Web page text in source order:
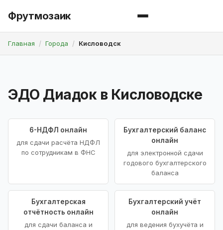
Фрутмозаик
Главная Города Кисловодск
ЭДО Диадок в Кисловодске
6-НДФЛ онлайн
для сдачи расчёта НДФЛ
по сотрудникам в ФНС
Бухгалтерский баланс
онлайн
для электронной сдачи
годового бухгалтерского
баланса
Бухгалтерская
отчётность онлайн
для сдачи баланса и
Бухгалтерский учёт
онлайн
для ведения бухучёта и